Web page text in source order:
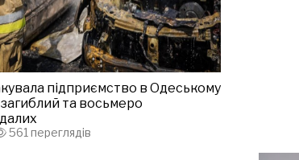
підприємство в Одеському
загиблий та восьмеро
561 переглядів